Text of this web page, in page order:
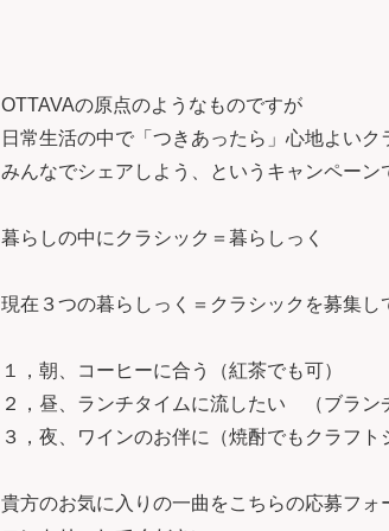
OTTAVAの原点のようなものですが
日常生活の中で「つきあったら」心地よいク
みんなでシェアしよう、というキャンペーン
暮らしの中にクラシック＝暮らしっく
現在３つの暮らしっく＝クラシックを募集し
１，朝、コーヒーに合う（紅茶でも可）
２，昼、ランチタイムに流したい （ブラン
３，夜、ワインのお伴に（焼酎でもクラフト
貴方のお気に入りの一曲をこちらの応募フォ